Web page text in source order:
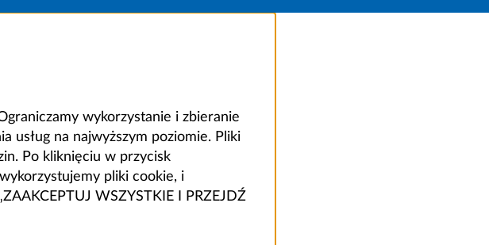
wykorzystanie i zbieranie
usług na najwyższym poziomie. Pliki
Po kliknięciu w przycisk
pliki cookie, i
WSZYSTKIE I PRZEJDŹ